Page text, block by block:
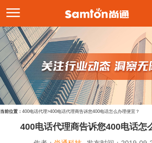
当前位置： 400电话代理>400电话代理商告诉您400电话怎么办理便宜？
400电话代理商告诉您400电话怎